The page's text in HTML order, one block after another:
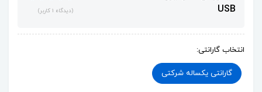
USB
(دیدگاه 1 کاربر)
انتخاب گارانتی:
گارانتی یکساله شرکتی